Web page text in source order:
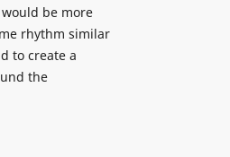
be more
rhythm similar
to create a
the